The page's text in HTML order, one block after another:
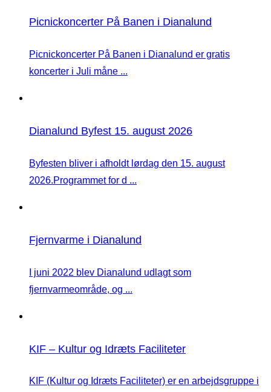
Picnickoncerter På Banen i Dianalund
Picnickoncerter På Banen i Dianalund er gratis
koncerter i Juli måne ...
Dianalund Byfest 15. august 2026
Byfesten bliver i afholdt lørdag den 15. august
2026.Programmet for d ...
Fjernvarme i Dianalund
I juni 2022 blev Dianalund udlagt som
fjernvarmeområde, og ...
KIF – Kultur og Idræts Faciliteter
KIF (Kultur og Idræts Faciliteter) er en arbejdsgruppe i